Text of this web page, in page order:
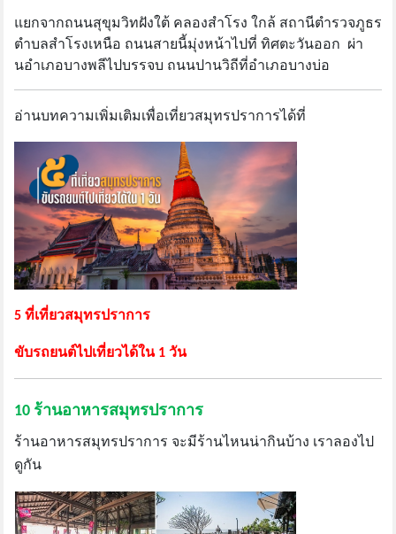
แยกจากถนนสุขุมวิทฝังใต้ คลองสําโรง ใกล้ สถานีตํารวจภูธร
ตำบลสําโรงเหนือ ถนนสายนี้มุ่งหน้าไปที่ ทิศตะวันออก ผ่า
นอําเภอบางพลีไปบรรจบ ถนนปานวิถีที่อําเภอบางบ่อ
อ่านบทความเพิ่มเติมเพื่อเที่ยวสมุทรปราการได้ที่
5 ที่เที่ยวสมุทรปราการ
ขับรถยนต์ไปเที่ยวได้ใน 1 วัน
10 ร้านอาหารสมุทรปราการ
ร้านอาหารสมุทรปราการ จะมีร้านไหนน่ากินบ้าง เราลองไป
ดูกัน